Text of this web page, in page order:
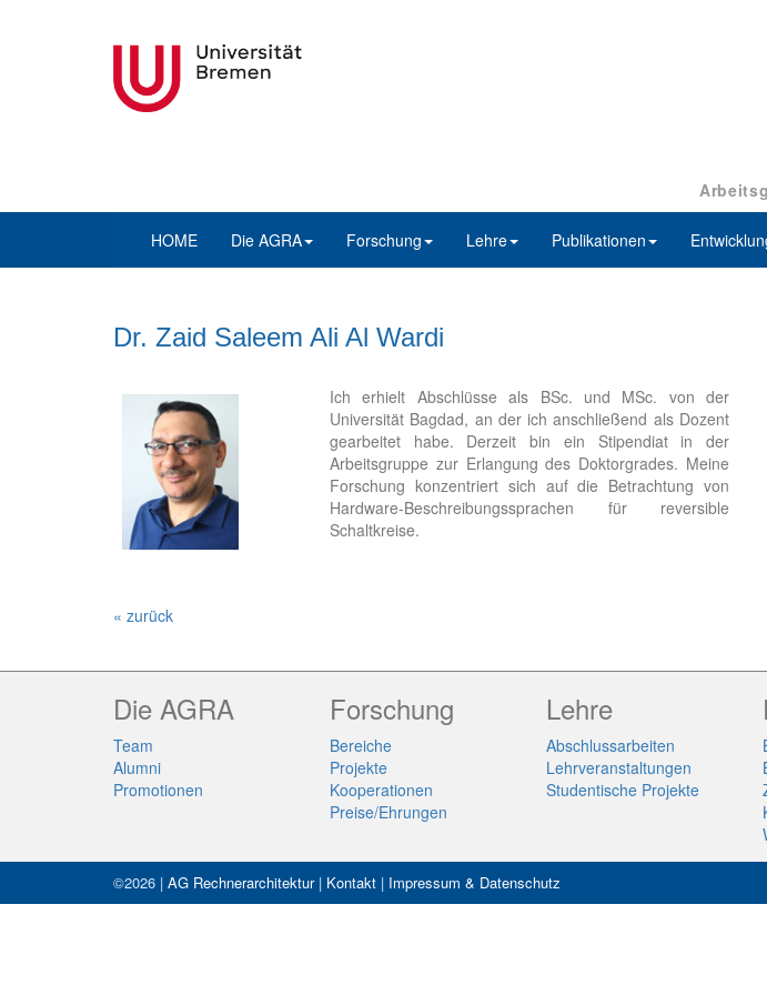
HOME Die AGRA Forschung Lehre Publikationen
Dr. Zaid Saleem Ali Al Wardi
Ich erhielt Abschlüsse als BSc. und MSc. von der
Universität Bagdad, an der ich anschließend als Dozent
gearbeitet habe. Derzeit bin ein Stipendiat in der
Arbeitsgruppe zur Erlangung des Doktorgrades. Meine
Forschung konzentriert sich auf die Betrachtung von
Hardware-Beschreibungssprachen für reversible
Schaltkreise.
« zurück
Die AGRA
Team
Alumni
Promotionen
Forschung
Bereiche
Projekte
Kooperationen
Preise/Ehrungen
Lehre
Abschlussarbeiten
Lehrveranstaltungen
Studentische Projekte
©2026 | AG Rechnerarchitektur| Kontakt | Impressum & Datenschutz